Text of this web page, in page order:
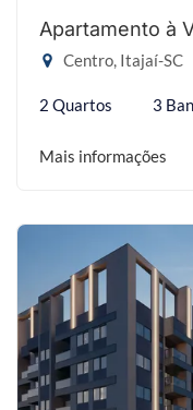
Apartamento à
Centro, Itajaí-SC
2 Quartos 3
Mais informações